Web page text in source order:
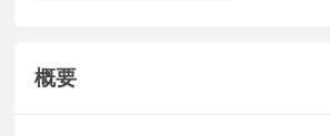
概要